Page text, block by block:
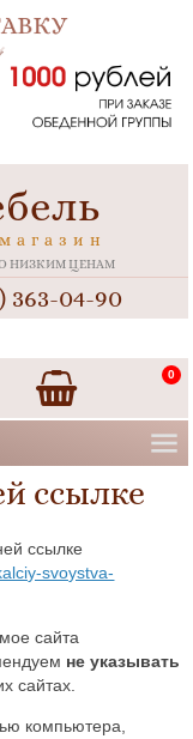
НИЗКИМ ЦЕНАМ
363-04-90
0
ссылке
ссылке
svoystva-
сайта
не указывать
сайтах.
компьютера,